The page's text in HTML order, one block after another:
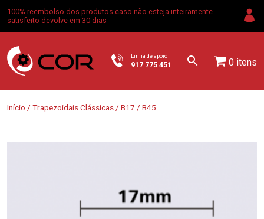
100% reembolso dos produtos caso não esteja inteiramente
satisfeito devolve em 30 dias
Linha de apoio
917 775 451 0 itens
Início / Trapezoidais Clássicas / B17 / B45